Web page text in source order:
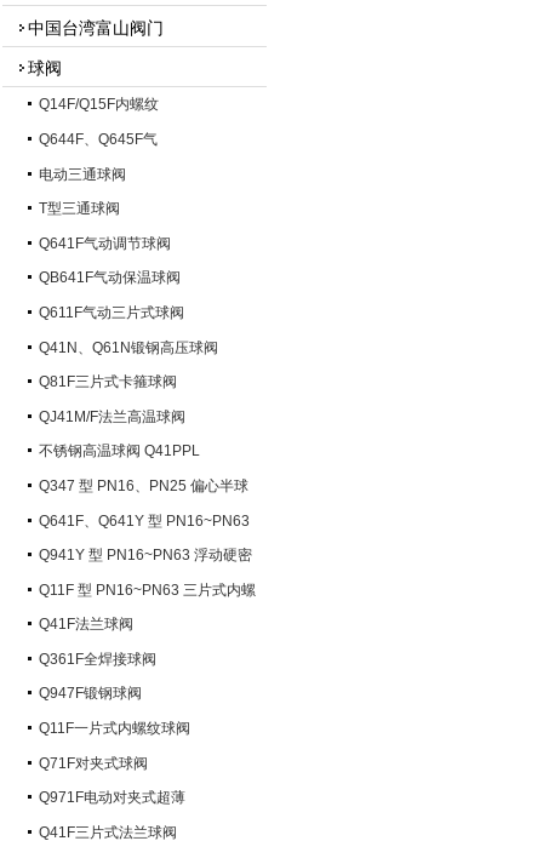
中国台湾富山阀门
球阀
Q14F/Q15F内螺纹
Q644F、Q645F气
电动三通球阀
T型三通球阀
Q641F气动调节球阀
QB641F气动保温球阀
Q611F气动三片式球阀
Q41N、Q61N锻钢高压球阀
Q81F三片式卡箍球阀
QJ41M/F法兰高温球阀
不锈钢高温球阀 Q41PPL
Q347 型 PN16、PN25 偏心半球
阀Q641F、Q641Y 型 PN16~PN63
气动球阀
Q941Y 型 PN16~PN63 浮动硬密
封电动球阀
Q11F 型 PN16~PN63 三片式内螺
纹球阀
Q41F法兰球阀
Q361F全焊接球阀
Q947F锻钢球阀
Q11F一片式内螺纹球阀
Q71F对夹式球阀
Q971F电动对夹式超薄
Q41F三片式法兰球阀